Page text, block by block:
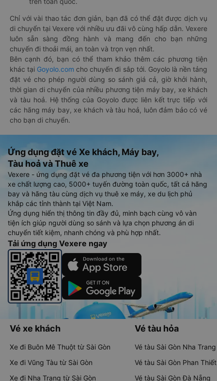
Chỉ với vài thao tác đơn giản, bạn đã có thể đặt được dịch vụ
di chuyển tại Vexere với nhiều ưu đãi vô cùng hấp dẫn. Vexere
luôn sẵn sàng đồng hành và mang đến cho bạn những
chuyến đi thoải mái, an toàn và trọn vẹn nhất.
Bên cạnh đó, bạn có thể tham khảo thêm các phương tiện
khác tại Goyolo.com cho chuyến đi sắp tới. Goyolo là nền tảng
đặt vé cho phép người dùng so sánh giá cả, giờ khởi hành,
thời gian di chuyển của nhiều phương tiện máy bay, xe khách
và tàu hoả. Hệ thống của Goyolo được liên kết trực tiếp với
các hãng máy bay, xe khách và tàu hoả, luôn đảm bảo có vé
cho bạn di chuyển.
Ứng dụng đặt vé Xe khách, Máy bay,
Tàu hoả và Thuê xe
Vexere - ứng dụng đặt vé đa phương tiện với hơn 3000+ nhà
xe chất lượng cao, 5000+ tuyến đường toàn quốc, tất cả hãng
bay và hãng tàu cùng dịch vụ thuê xe máy, xe du lịch phủ
khắp các tỉnh thành tại Việt Nam.
Ứng dụng hiển thị thông tin đầy đủ, minh bạch cùng vô vàn
tiện ích giúp người dùng so sánh và lựa chọn phương án di
chuyển tiết kiệm, nhanh chóng và phù hợp nhất.
Tải ứng dụng Vexere ngay
Vé xe khách
Xe đi Buôn Mê Thuột từ Sài Gòn
Xe đi Vũng Tàu từ Sài Gòn
Xe đi Nha Trang từ Sài Gòn
Vé tàu hỏa
Vé tàu Sài Gòn Nha Trang
Vé tàu Sài Gòn Phan Thiết
Vé tàu Sài Gòn Đà Nẵng